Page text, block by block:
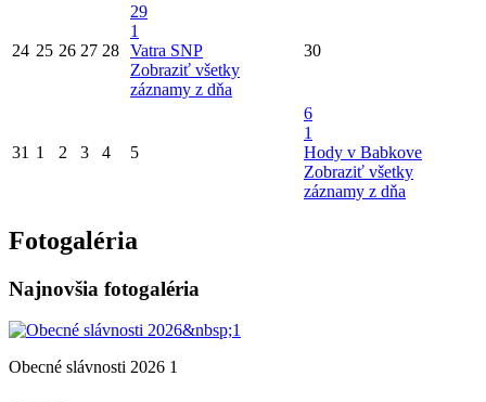
24 25 26 27 28
29
1
Vatra SNP
Zobraziť všetky
záznamy z dňa
30
31 1 2 3 4 5
6
1
Hody v Babkove
Zobraziť všetky
záznamy z dňa
Fotogaléria
Najnovšia fotogaléria
Obecné slávnosti 2026 1